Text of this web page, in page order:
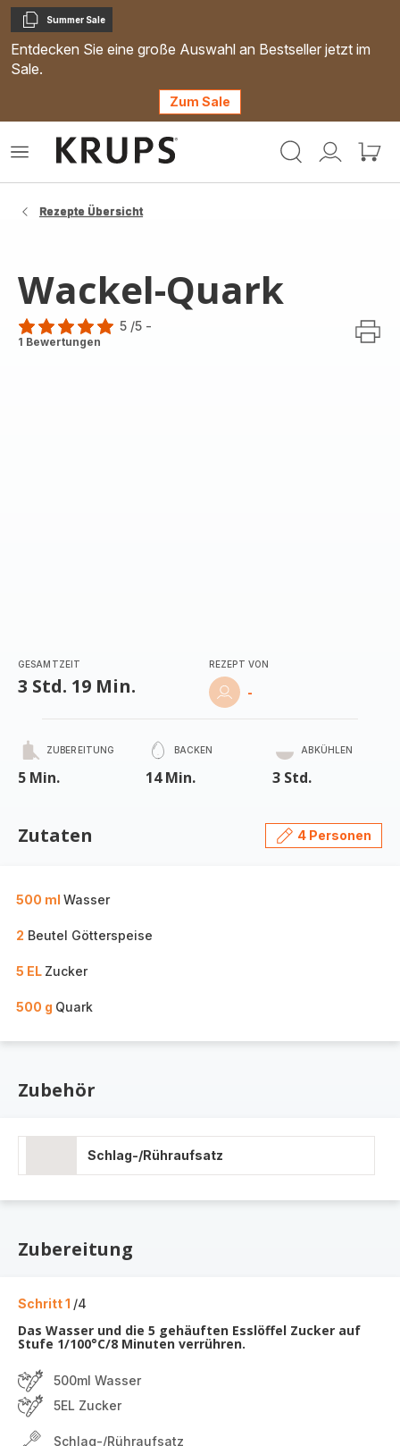
Kopieren
Summer Sale
Entdecken Sie eine große Auswahl an Bestseller jetzt im
Sale.
Zum Sale
Mein
Mein
Das
Rezepte Übersicht
Wackel-Quark
Bewertung
5 /5 -
1 Bewertungen
GESAMTZEIT
3 Std. 19 Min.
REZEPT VON
-
ZUBEREITUNG
5 Min.
BACKEN
14 Min.
ABKÜHLEN
3 Std.
Zutaten 4 Personen
500 ml Wasser
2 Beutel Götterspeise
5 EL Zucker
500 g Quark
Zubehör
Schlag-/Rühraufsatz
Zubereitung
Schritt 1 /4
Das Wasser und die 5 gehäuften Esslöffel Zucker auf
Stufe 1/100°C/8 Minuten verrühren.
500ml Wasser
5EL Zucker
Schlag-/Rühraufsatz